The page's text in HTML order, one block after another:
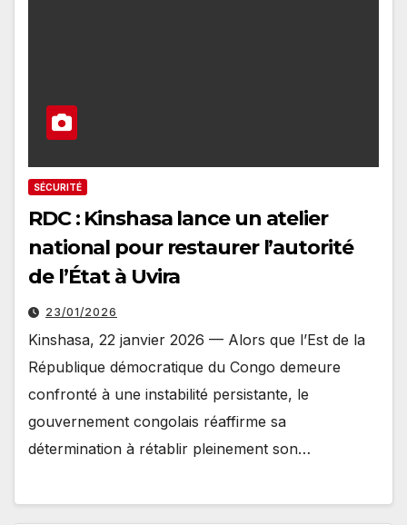
SÉCURITÉ
RDC : Kinshasa lance un atelier
national pour restaurer l’autorité
de l’État à Uvira
23/01/2026
Kinshasa, 22 janvier 2026 — Alors que l’Est de la
République démocratique du Congo demeure
confronté à une instabilité persistante, le
gouvernement congolais réaffirme sa
détermination à rétablir pleinement son…